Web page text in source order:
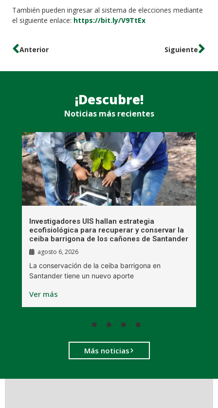
También pueden ingresar al sistema de elecciones mediante
el siguiente enlace: https://bit.ly/V9TtEx
Anterior Siguiente
¡Descubre!
Noticias más recientes
Investigadores UIS hallan estrategia
ecofisiológica para recuperar y conservar la
ceiba barrigona de los cañones de Santander
agosto 6, 2026
La conservación de la ceiba barrigona en
Santander tiene un nuevo aporte
Ver más
Más noticias